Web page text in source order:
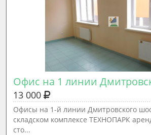
Офис на 1 линии
13 000
Офисы на 1-й линии Дмитровского
складском комплексе ТЕХНОПАРК
сто...